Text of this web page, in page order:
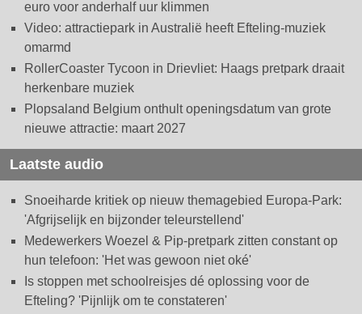
euro voor anderhalf uur klimmen
Video: attractiepark in Australië heeft Efteling-muziek
omarmd
RollerCoaster Tycoon in Drievliet: Haags pretpark draait
herkenbare muziek
Plopsaland Belgium onthult openingsdatum van grote
nieuwe attractie: maart 2027
Laatste audio
Snoeiharde kritiek op nieuw themagebied Europa-Park:
'Afgrijselijk en bijzonder teleurstellend'
Medewerkers Woezel & Pip-pretpark zitten constant op
hun telefoon: 'Het was gewoon niet oké'
Is stoppen met schoolreisjes dé oplossing voor de
Efteling? 'Pijnlijk om te constateren'